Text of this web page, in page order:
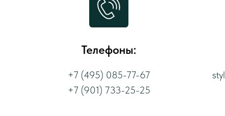
Телефоны:
+7 (495) 085-77-67
+7 (901) 733-25-25